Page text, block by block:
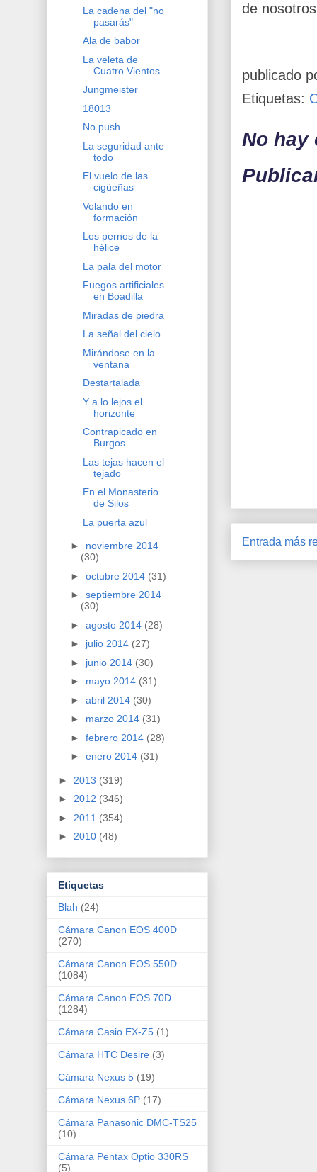
de
publicado
Etiquetas:
No hay
Entrada más
La cadena del "no
pasarás"
Ala de babor
La veleta de
Cuatro Vientos
Jungmeister
18013
No push
La seguridad ante
todo
El vuelo de las
cigüeñas
Volando en
formación
Los pernos de la
hélice
La pala del motor
Fuegos artificiales
en Boadilla
Miradas de piedra
La señal del cielo
Mirándose en la
ventana
Destartalada
Y a lo lejos el
horizonte
Contrapicado en
Burgos
Las tejas hacen el
tejado
En el Monasterio
de Silos
La puerta azul
► noviembre 2014
(30)
► octubre 2014 (31)
► septiembre 2014
(30)
► agosto 2014 (28)
► julio 2014 (27)
► junio 2014 (30)
► mayo 2014 (31)
► abril 2014 (30)
► marzo 2014 (31)
► febrero 2014 (28)
► enero 2014 (31)
► 2013 (319)
► 2012 (346)
► 2011 (354)
► 2010 (48)
Etiquetas
Blah (24)
Cámara Canon EOS 400D
(270)
Cámara Canon EOS 550D
(1084)
Cámara Canon EOS 70D
(1284)
Cámara Casio EX-Z5 (1)
Cámara HTC Desire (3)
Cámara Nexus 5 (19)
Cámara Nexus 6P (17)
Cámara Panasonic DMC-TS25
(10)
Cámara Pentax Optio 330RS
(5)